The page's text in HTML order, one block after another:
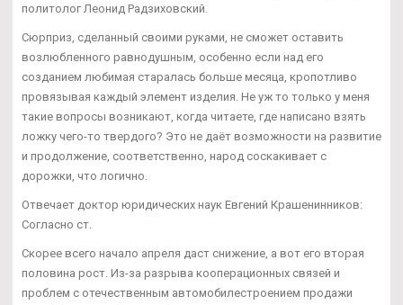
политолог Леонид Радзиховский.
Сюрприз, сделанный своими руками, не сможет оставить
возлюбленного равнодушным, особенно если над его
созданием любимая старалась больше месяца, кропотливо
провязывая каждый элемент изделия. Не уж то только у меня
такие вопросы возникают, когда читаете, где написано взять
ложку чего-то твердого? Это не даёт возможности на развитие
и продолжение, соответственно, народ соскакивает с
дорожки, что логично.
Отвечает доктор юридических наук Евгений Крашенинников:
Согласно ст.
Скорее всего начало апреля даст снижение, а вот его вторая
половина рост. Из-за разрыва кооперационных связей и
проблем с отечественным автомобилестроением продажи